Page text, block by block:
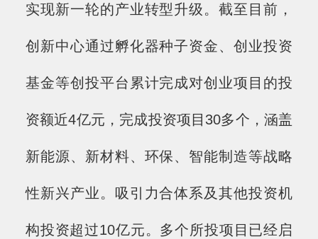
实现新一轮的产业转型升级。截至目前，
创新中心通过孵化器种子资金、创业投资
基金等创投平台累计完成对创业项目的投
资额近4亿元，完成投资项目30多个，涵盖
新能源、新材料、环保、智能制造等战略
性新兴产业。吸引力合体系及其他投资机
构投资超过10亿元。多个所投项目已经启